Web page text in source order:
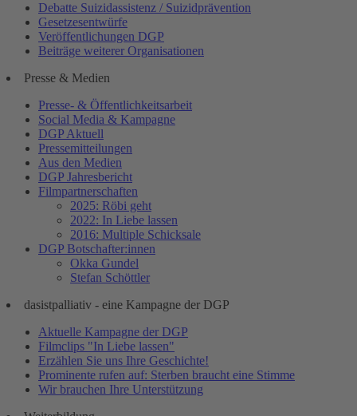
Debatte Suizidassistenz / Suizidprävention
Gesetzesentwürfe
Veröffentlichungen DGP
Beiträge weiterer Organisationen
Presse & Medien
Presse- & Öffentlichkeitsarbeit
Social Media & Kampagne
DGP Aktuell
Pressemitteilungen
Aus den Medien
DGP Jahresbericht
Filmpartnerschaften
2025: Röbi geht
2022: In Liebe lassen
2016: Multiple Schicksale
DGP Botschafter:innen
Okka Gundel
Stefan Schöttler
dasistpalliativ - eine Kampagne der DGP
Aktuelle Kampagne der DGP
Filmclips "In Liebe lassen"
Erzählen Sie uns Ihre Geschichte!
Prominente rufen auf: Sterben braucht eine Stimme
Wir brauchen Ihre Unterstützung